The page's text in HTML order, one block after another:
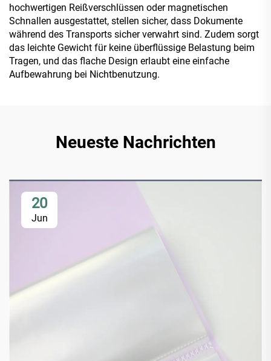
hochwertigen Reißverschlüssen oder magnetischen
Schnallen ausgestattet, stellen sicher, dass Dokumente
während des Transports sicher verwahrt sind. Zudem sorgt
das leichte Gewicht für keine überflüssige Belastung beim
Tragen, und das flache Design erlaubt eine einfache
Aufbewahrung bei Nichtbenutzung.
Neueste Nachrichten
20
Jun